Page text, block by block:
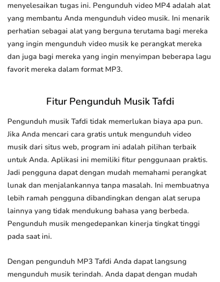
menyelesaikan tugas ini. Pengunduh video MP4 adalah alat
yang membantu Anda mengunduh video musik. Ini menarik
perhatian sebagai alat yang berguna terutama bagi mereka
yang ingin mengunduh video musik ke perangkat mereka
dan juga bagi mereka yang ingin menyimpan beberapa lagu
favorit mereka dalam format MP3.
Fitur Pengunduh Musik Tafdi
Pengunduh musik Tafdi tidak memerlukan biaya apa pun.
Jika Anda mencari cara gratis untuk mengunduh video
musik dari situs web, program ini adalah pilihan terbaik
untuk Anda. Aplikasi ini memiliki fitur penggunaan praktis.
Jadi pengguna dapat dengan mudah memahami perangkat
lunak dan menjalankannya tanpa masalah. Ini membuatnya
lebih ramah pengguna dibandingkan dengan alat serupa
lainnya yang tidak mendukung bahasa yang berbeda.
Pengunduh musik mengedepankan kinerja tingkat tinggi
pada saat ini.
Dengan pengunduh MP3 Tafdi Anda dapat langsung
mengunduh musik terindah. Anda dapat dengan mudah